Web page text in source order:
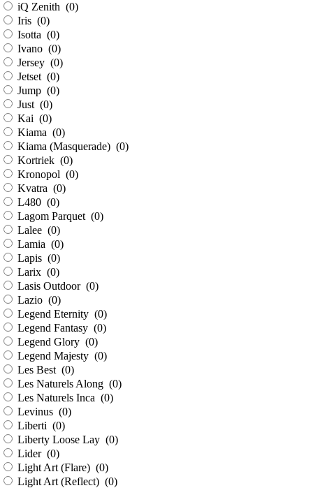
iQ Zenith (0)
Iris (0)
Isotta (0)
Ivano (0)
Jersey (0)
Jetset (0)
Jump (0)
Just (0)
Kai (0)
Kiama (0)
Kiama (Masquerade) (0)
Kortriek (0)
Kronopol (0)
Kvatra (0)
L480 (0)
Lagom Parquet (0)
Lalee (0)
Lamia (0)
Lapis (0)
Larix (0)
Lasis Outdoor (0)
Lazio (0)
Legend Eternity (0)
Legend Fantasy (0)
Legend Glory (0)
Legend Majesty (0)
Les Best (0)
Les Naturels Along (0)
Les Naturels Inca (0)
Levinus (0)
Liberti (0)
Liberty Loose Lay (0)
Lider (0)
Light Art (Flare) (0)
Light Art (Reflect) (0)